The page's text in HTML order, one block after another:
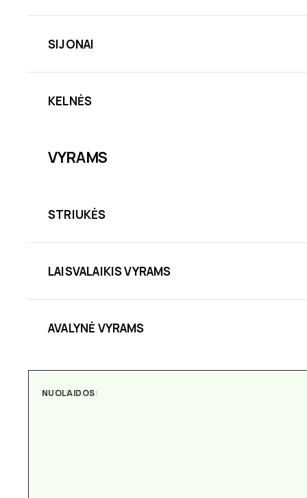
SIJONAI
KELNĖS
VYRAMS
STRIUKĖS
LAISVALAIKIS VYRAMS
AVALYNĖ VYRAMS
AKSESUARAI